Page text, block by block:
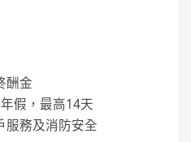
酬金
假，最高14天
服務及消防安全